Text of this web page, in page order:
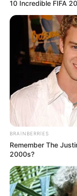
10 Incredible FIFA
BRAINBERRIES
Remember The
2000s?